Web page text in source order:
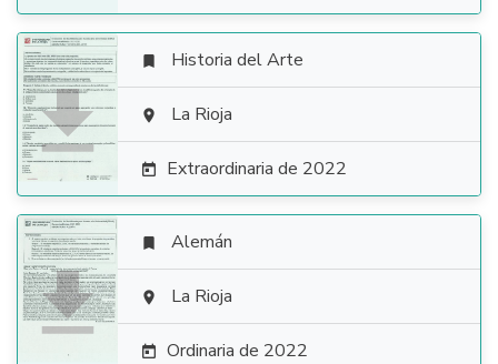

 Historia del Arte
 La Rioja
 Extraordinaria de 2022

 Alemán
 La Rioja
 Ordinaria de 2022